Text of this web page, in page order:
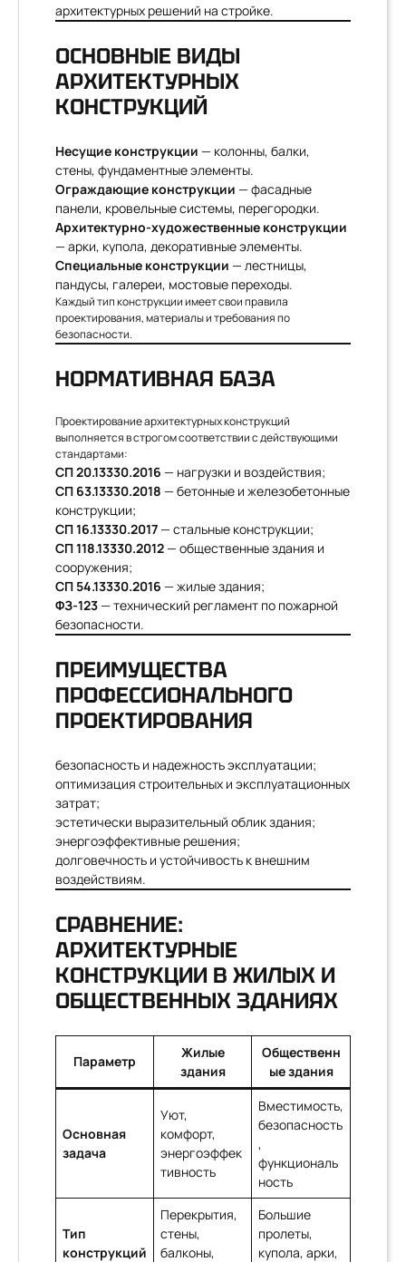
архитектурных решений на стройке.
ОСНОВНЫЕ ВИДЫ
АРХИТЕКТУРНЫХ
КОНСТРУКЦИЙ
Несущие конструкции — колонны, балки,
стены, фундаментные элементы.
Ограждающие конструкции — фасадные
панели, кровельные системы, перегородки.
Архитектурно-художественные конструкции
— арки, купола, декоративные элементы.
Специальные конструкции — лестницы,
пандусы, галереи, мостовые переходы.
Каждый тип конструкции имеет свои правила
проектирования, материалы и требования по
безопасности.
НОРМАТИВНАЯ БАЗА
Проектирование архитектурных конструкций
выполняется в строгом соответствии с действующими
стандартами:
СП 20.13330.2016 — нагрузки и воздействия;
СП 63.13330.2018 — бетонные и железобетонные
конструкции;
СП 16.13330.2017— стальные конструкции;
СП 118.13330.2012— общественные здания и
сооружения;
СП 54.13330.2016 — жилые здания;
ФЗ-123— технический регламент по пожарной
безопасности.
ПРЕИМУЩЕСТВА
ПРОФЕССИОНАЛЬНОГО
ПРОЕКТИРОВАНИЯ
безопасность и надежность эксплуатации;
оптимизация строительных и эксплуатационных
затрат;
эстетически выразительный облик здания;
энергоэффективные решения;
долговечность и устойчивость к внешним
воздействиям.
СРАВНЕНИЕ:
АРХИТЕКТУРНЫЕ
КОНСТРУКЦИИ В ЖИЛЫХ И
ОБЩЕСТВЕННЫХ ЗДАНИЯХ
Параметр
Жилые
здания
Общественн
ые здания
Основная
задача
Уют,
комфорт,
энергоэффек
тивность
Вместимость,
безопасность
,
функциональ
ность
Тип
конструкций
Перекрытия,
стены,
балконы,
Большие
пролеты,
купола, арки,